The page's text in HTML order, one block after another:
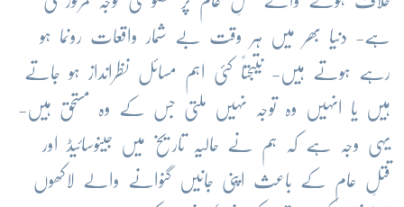
ہے- دنیا بھر میں ہر وقت بے شمار واقعات رونما ہو
رہے ہوتے ہیں- نتیجتاً کئی اہم مسائل نظرانداز ہو جاتے
ہیں یا انہیں وہ توجہ نہیں ملتی جس کے وہ مستحق ہیں-
یہی وجہ ہے کہ ہم نے حالیہ تاریخ میں جینوسائیڈ اور
قتلِ عام کے باعث اپنی جانیں گنوانے والے لاکھوں